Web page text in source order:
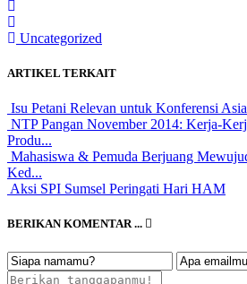
Uncategorized
ARTIKEL TERKAIT
Isu Petani Relevan untuk Konferensi
NTP Pangan November 2014: Kerja-
Produ...
Mahasiswa & Pemuda Berjuang
Ked...
Aksi SPI Sumsel Peringati Hari HAM
BERIKAN KOMENTAR ...